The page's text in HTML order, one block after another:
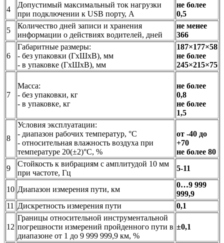
4
Допустимый максимальный ток нагрузки
при подключении к USB порту, А
не более
0,5
5
Количество дней записи и хранения
информации о действиях водителей, дней
не менее
366
6
Габаритные размеры:
- без упаковки (ГхШхВ), мм
- в упаковке (ГхШхВ), мм
187×177×58
не более
245×215×75
7
Масса:
- без упаковки, кг
- в упаковке, кг
не более
0,8
не более
1,5
8
Условия эксплуатации:
- диапазон рабочих температур, °С
- относительная влажность воздуха при
температуре 20(±2)°С, %
от -40 до
+70
не более 80
9
Стойкость к вибрациям с амплитудой 10 мм
при частоте, Гц
5-11
10 Диапазон измерения пути, км
0…9 999
999,9
11
Дискретность измерения пути 0,1
12
Границы относительной инструментальной
погрешности измерений пройденного пути в
диапазоне от 1 до 9 999 999,9 км, %
±0,1